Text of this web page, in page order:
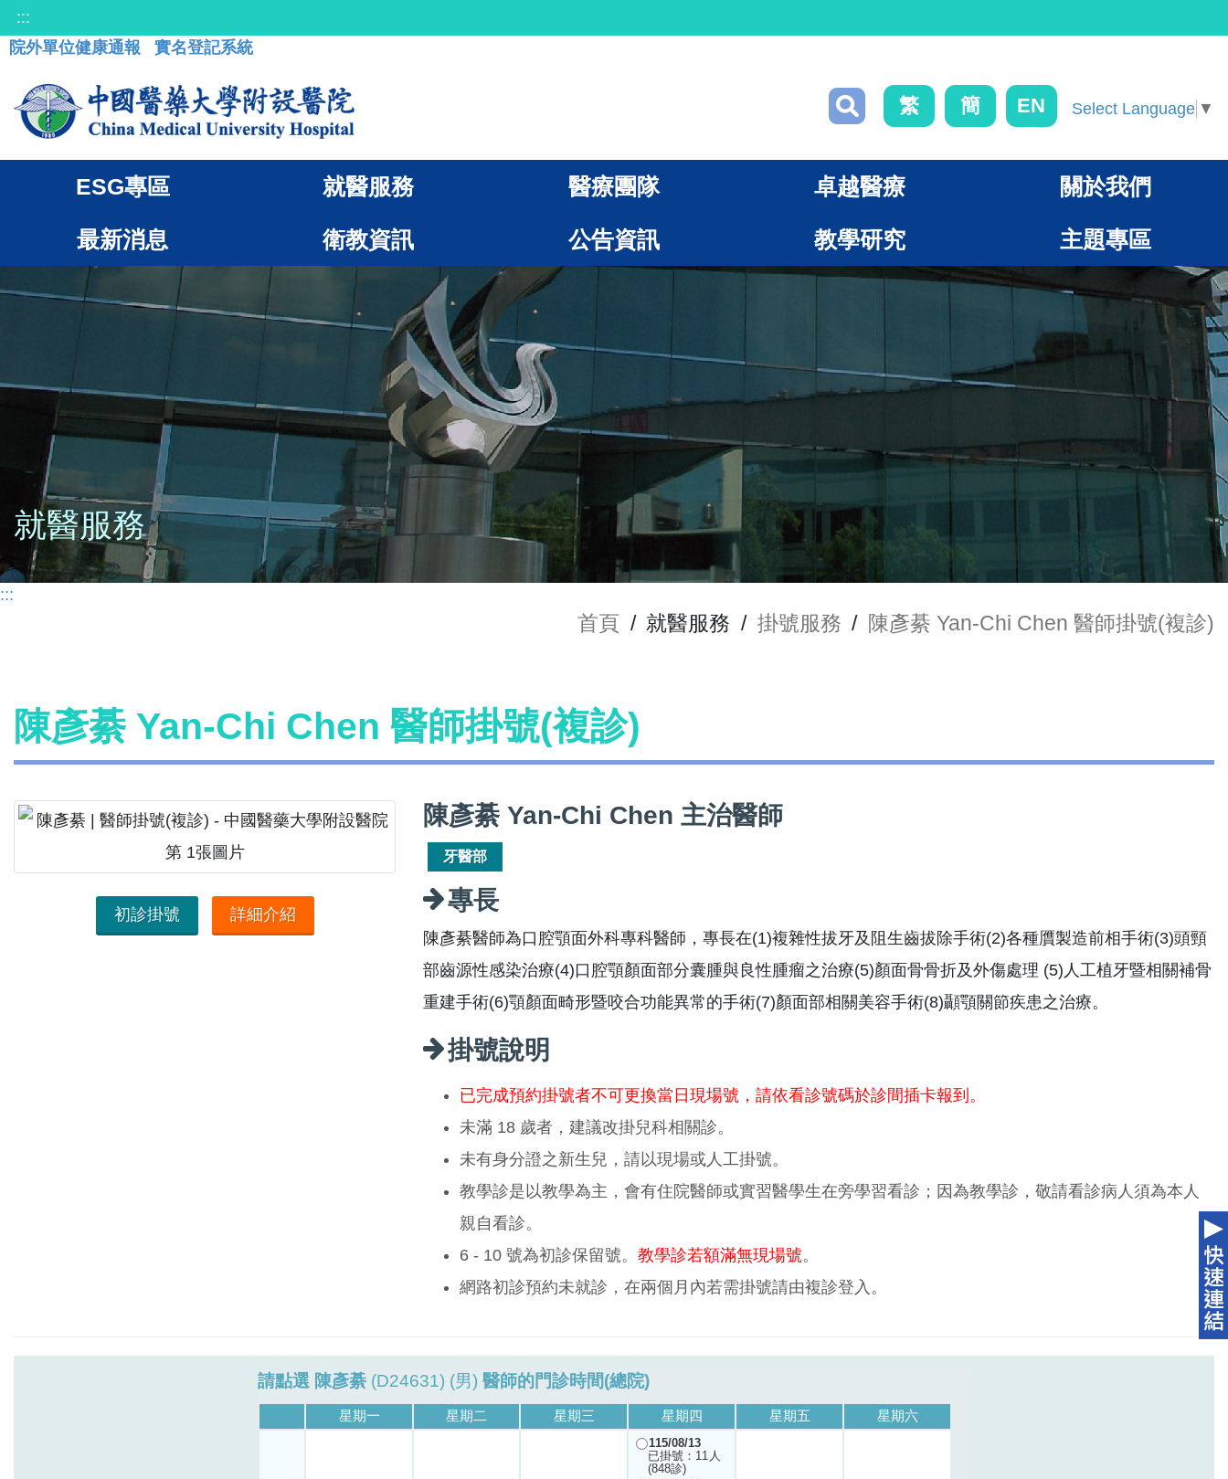
:::
院外單位健康通報
實名登記系統
繁 簡 EN Select Language ▼
ESG專區 就醫服務 醫療團隊 卓越醫療 關於我們
最新消息 衛教資訊 公告資訊 教學研究 主題專區
就醫服務
:::
首頁 / 就醫服務 / 掛號服務 / 陳彥綦 Yan-Chi Chen 醫師掛號(複診)
陳彥綦 Yan-Chi Chen 醫師掛號(複診)
初診掛號 詳細介紹
陳彥綦 Yan-Chi Chen 主治醫師
牙醫部
專長
陳彥綦醫師為口腔顎面外科專科醫師，專長在(1)複雜性拔牙及阻生齒拔除手術(2)各種贋製造前相手術(3)頭頸
部齒源性感染治療(4)口腔顎顏面部分囊腫與良性腫瘤之治療(5)顏面骨骨折及外傷處理 (5)人工植牙暨相關補骨
重建手術(6)顎顏面畸形暨咬合功能異常的手術(7)顏面部相關美容手術(8)顳顎關節疾患之治療。
掛號說明
已完成預約掛號者不可更換當日現場號，請依看診號碼於診間插卡報到。
未滿 18 歲者，建議改掛兒科相關診。
未有身分證之新生兒，請以現場或人工掛號。
教學診是以教學為主，會有住院醫師或實習醫學生在旁學習看診；因為教學診，敬請看診病人須為本人
親自看診。
6 - 10 號為初診保留號。 教學診若額滿無現場號。
網路初診預約未就診，在兩個月內若需掛號請由複診登入。